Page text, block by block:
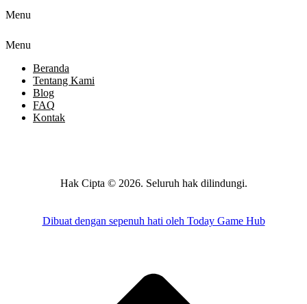
Menu
Menu
Beranda
Tentang Kami
Blog
FAQ
Kontak
Hak Cipta © 2026. Seluruh hak dilindungi.
Dibuat dengan sepenuh hati oleh Today Game Hub